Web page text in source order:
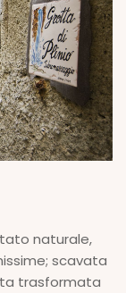
naturale,
scavata
trasformata